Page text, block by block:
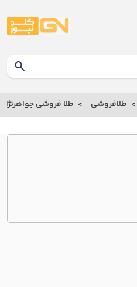
طلافروشی طلا فروشی جواهرنژاد